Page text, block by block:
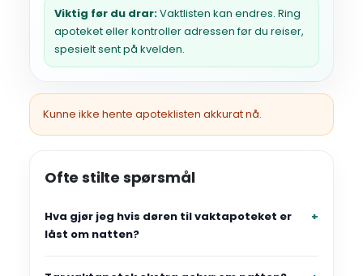
Viktig før du drar:Vaktlisten kan endres. Ring
apoteket eller kontroller adressen før du reiser,
spesielt sent på kvelden.
Kunne ikke hente apoteklisten akkurat nå.
Ofte stilte spørsmål
Hva gjør jeg hvis døren til vaktapoteket er
låst om natten?